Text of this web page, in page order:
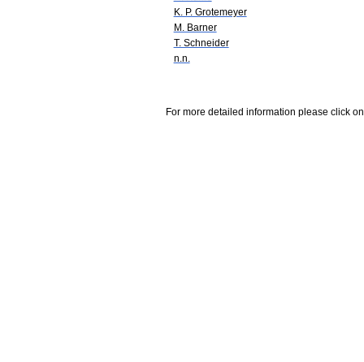
K. P. Grotemeyer
M. Barner
T. Schneider
n.n.
For more detailed information please click